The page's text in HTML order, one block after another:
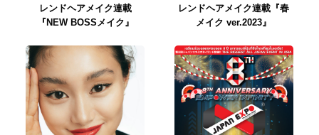
レンドヘアメイク連載
『NEW BOSSメイク』
レンドヘアメイク連載『春
メイク ver.2023』